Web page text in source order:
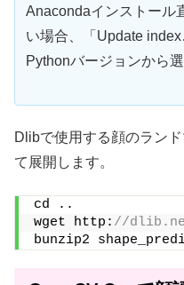
Anacondaインストール
い場合、「Update
Pythonバージョンから
Dlibで使用する顔のラン
て展開します。
cd ..
wget http: //
bunzip2